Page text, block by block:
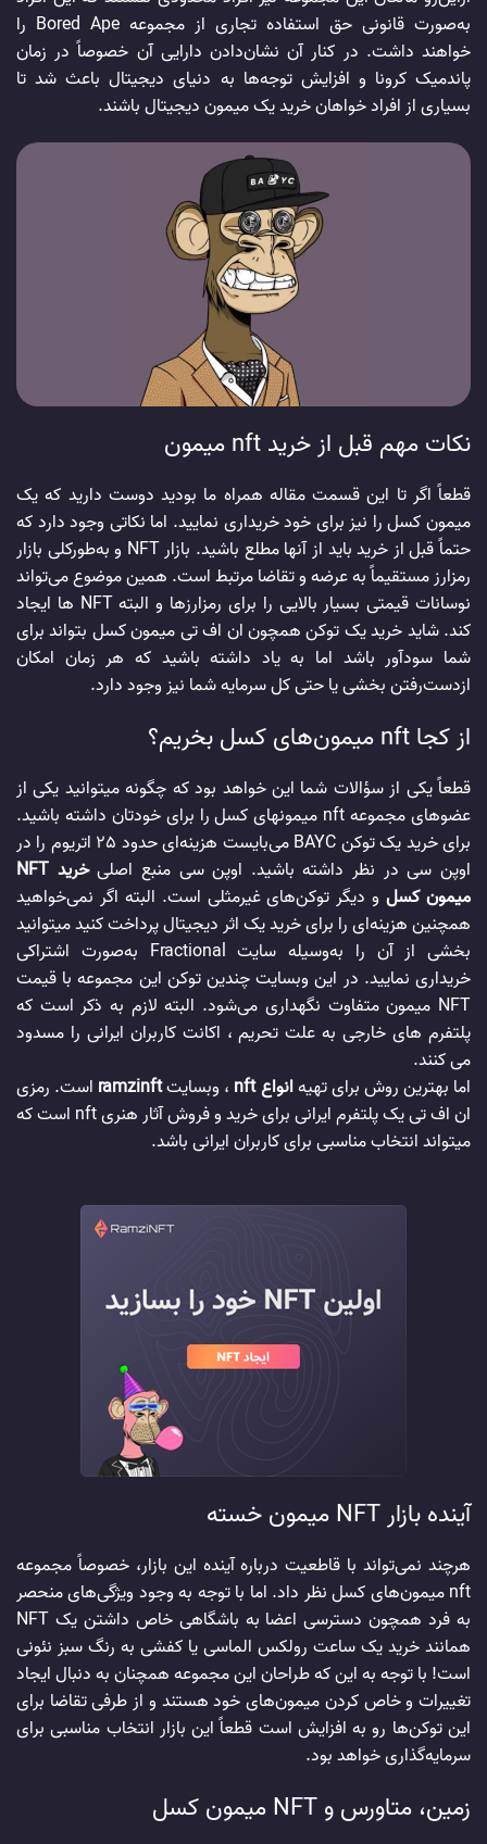
به‌صورت قانونی حق استفاده تجاری از مجموعه Bored Ape را
خواهند داشت. در کنار آن نشان‌دادن دارایی آن خصوصاً در زمان
پاندمیک کرونا و افزایش توجه‌ها به دنیای دیجیتال باعث شد تا
بسیاری از افراد خواهان خرید یک میمون دیجیتال باشند.
نکات مهم قبل از خرید nft میمون
قطعاً اگر تا این قسمت مقاله همراه ما بودید دوست دارید که یک
میمون کسل را نیز برای خود خریداری نمایید. اما نکاتی وجود دارد که
حتماً قبل از خرید باید از آنها مطلع باشید. بازار NFT و به‌طورکلی بازار
رمزارز مستقیماً به عرضه و تقاضا مرتبط است. همین موضوع می‌تواند
نوسانات قیمتی بسیار بالایی را برای رمزارزها و البته NFT ها ایجاد
کند. شاید خرید یک توکن همچون ان اف تی میمون کسل بتواند برای
شما سودآور باشد اما به یاد داشته باشید که هر زمان امکان
ازدست‌رفتن بخشی یا حتی کل سرمایه شما نیز وجود دارد.
از کجا nft میمون‌های کسل بخریم؟
قطعاً یکی از سؤالات شما این خواهد بود که چگونه میتوانید یکی از
عضوهای مجموعه nft میمونهای کسل را برای خودتان داشته باشید.
برای خرید یک توکن BAYC می‌بایست هزینه‌ای حدود 25 اتریوم را در
اوپن سی در نظر داشته باشید. اوپن سی منبع اصلی
خرید NFT
میمون کسلو دیگر توکن‌های غیرمثلی است. البته اگر نمی‌خواهید
همچنین هزینه‌ای را برای خرید یک اثر دیجیتال پرداخت کنید میتوانید
بخشی از آن را به‌وسیله سایت Fractional به‌صورت اشتراکی
خریداری نمایید. در این وبسایت چندین توکن این مجموعه با قیمت
NFT میمون متفاوت نگهداری می‌شود. البته لازم به ذکر است که
پلتفرم های خارجی به علت تحریم ، اکانت کاربران ایرانی را مسدود
می کنند.
اما بهترین روش برای تهیهانواع nft ، وبسایتramzinft است. رمزی
ان اف تی یک پلتفرم ایرانی برای خرید و فروش آثار هنری nft است که
میتواند انتخاب مناسبی برای کاربران ایرانی باشد.
آینده بازار NFT میمون خسته
هرچند نمی‌تواند با قاطعیت درباره آینده این بازار، خصوصاً مجموعه
nft میمون‌های کسل نظر داد. اما با توجه ‌به وجود ویژگی‌های منحصر
به ‌فرد همچون دسترسی اعضا به باشگاهی خاص داشتن یک NFT
همانند خرید یک ساعت رولکس الماسی یا کفشی به رنگ سبز نئونی
است! با توجه ‌به این که طراحان این مجموعه همچنان به دنبال ایجاد
تغییرات و خاص کردن میمون‌های خود هستند و از طرفی تقاضا برای
این توکن‌ها رو به افزایش است قطعاً این بازار انتخاب مناسبی برای
سرمایه‌گذاری خواهد بود.
زمین، متاورس و NFT میمون کسل